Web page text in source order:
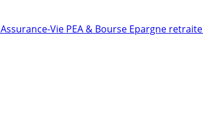
Assurance-Vie PEA & Bourse Epargne retraite